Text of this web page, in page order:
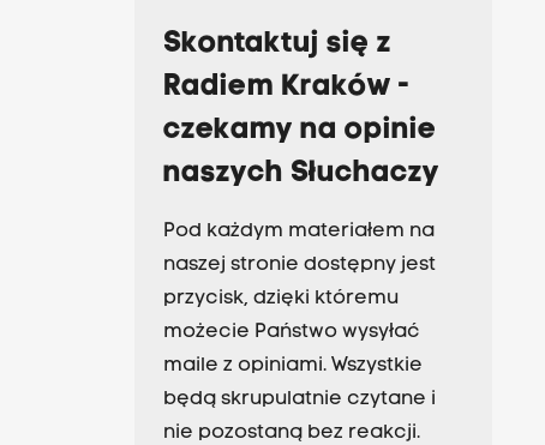
Skontaktuj się z
Radiem Kraków -
czekamy na opinie
naszych Słuchaczy
Pod każdym materiałem na
naszej stronie dostępny jest
przycisk, dzięki któremu
możecie Państwo wysyłać
maile z opiniami. Wszystkie
będą skrupulatnie czytane i
nie pozostaną bez reakcji.